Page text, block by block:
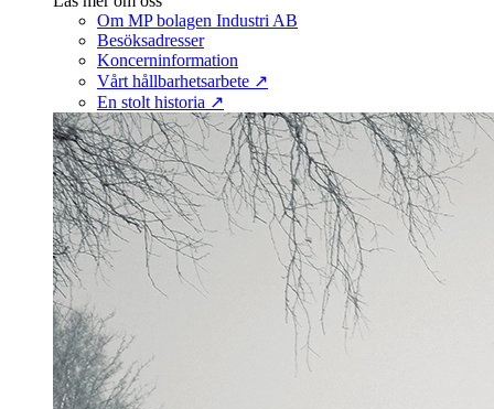
Om MP bolagen Industri AB
Besöksadresser
Koncerninformation
Vårt hållbarhetsarbete ↗
En stolt historia ↗